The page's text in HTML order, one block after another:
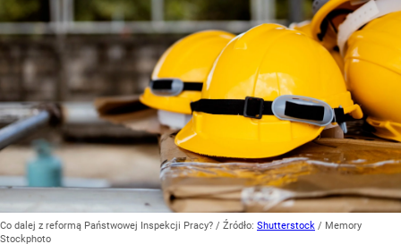
Co dalej z reformą Państwowej Inspekcji Pracy? / Źródło: Shutterstock / Memory
Stockphoto